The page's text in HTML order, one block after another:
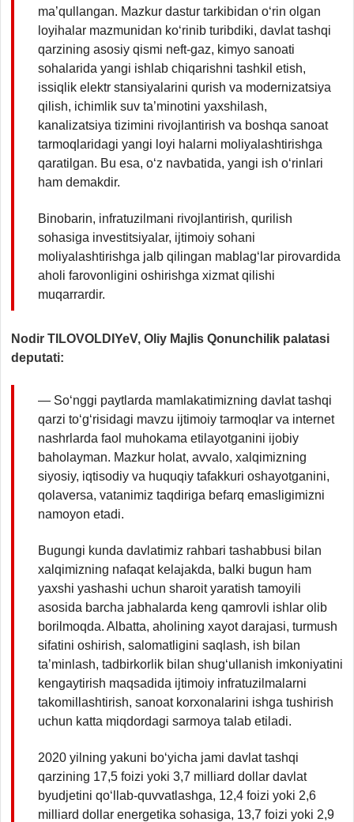
ma’qullangan. Mazkur dastur tarkibidan o‘rin olgan
loyihalar mazmunidan ko‘rinib turibdiki, davlat tashqi
qarzining asosiy qismi neft-gaz, kimyo sanoati
sohalarida yangi ishlab chiqarishni tashkil etish,
issiqlik elektr stansiyalarini qurish va modernizatsiya
qilish, ichimlik suv ta’minotini yaxshilash,
kanalizatsiya tizimini rivojlantirish va boshqa sanoat
tarmoqlaridagi yangi loyi halarni moliyalashtirishga
qaratilgan. Bu esa, o‘z navbatida, yangi ish o‘rinlari
ham demakdir.
Binobarin, infratuzilmani rivojlantirish, qurilish
sohasiga investitsiyalar, ijtimoiy sohani
moliyalashtirishga jalb qilingan mablag‘lar pirovardida
aholi farovonligini oshirishga xizmat qilishi
muqarrardir.
Nodir TILOVOLDIYeV, Oliy Majlis Qonunchilik palatasi
deputati:
— So‘nggi paytlarda mamlakatimizning davlat tashqi
qarzi to‘g‘risidagi mavzu ijtimoiy tarmoqlar va internet
nashrlarda faol muhokama etilayotganini ijobiy
baholayman. Mazkur holat, avvalo, xalqimizning
siyosiy, iqtisodiy va huquqiy tafakkuri oshayotganini,
qolaversa, vatanimiz taqdiriga befarq emasligimizni
namoyon etadi.
Bugungi kunda davlatimiz rahbari tashabbusi bilan
xalqimizning nafaqat kelajakda, balki bugun ham
yaxshi yashashi uchun sharoit yaratish tamoyili
asosida barcha jabhalarda keng qamrovli ishlar olib
borilmoqda. Albatta, aholining xayot darajasi, turmush
sifatini oshirish, salomatligini saqlash, ish bilan
ta’minlash, tadbirkorlik bilan shug‘ullanish imkoniyatini
kengaytirish maqsadida ijtimoiy infratuzilmalarni
takomillashtirish, sanoat korxonalarini ishga tushirish
uchun katta miqdordagi sarmoya talab etiladi.
2020 yilning yakuni bo‘yicha jami davlat tashqi
qarzining 17,5 foizi yoki 3,7 milliard dollar davlat
byudjetini qo‘llab-quvvatlashga, 12,4 foizi yoki 2,6
milliard dollar energetika sohasiga, 13,7 foizi yoki 2,9